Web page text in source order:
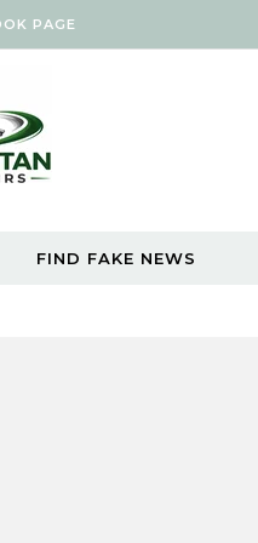
PAGE
FIND FAKE NEWS